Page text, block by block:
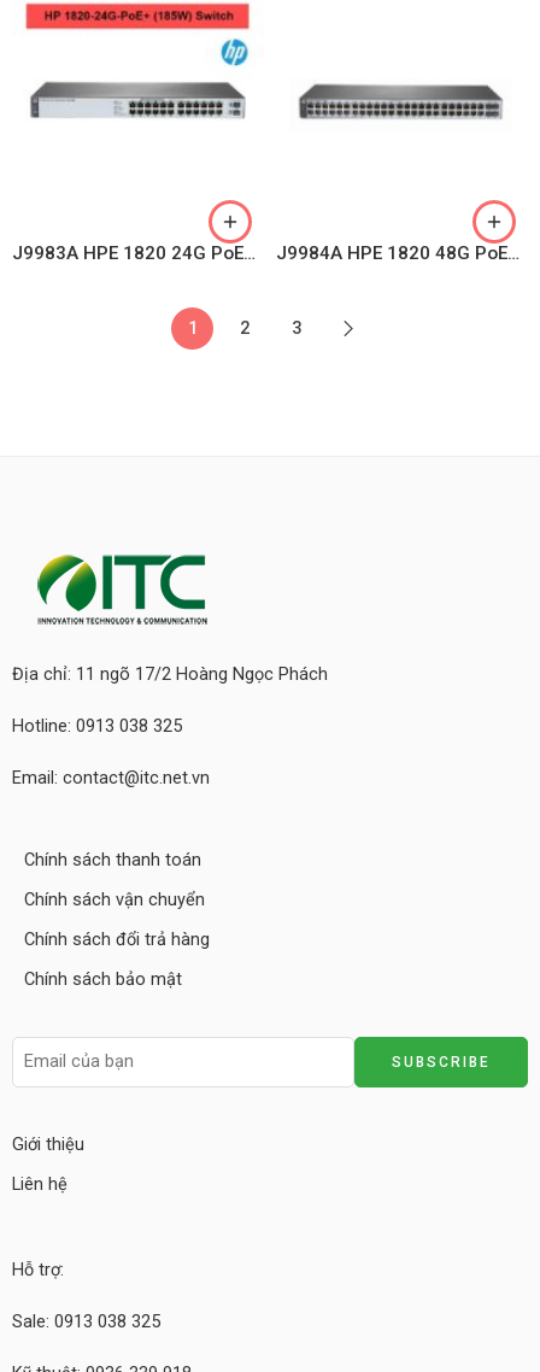
J9983A HPE 1820 24G PoE+ (185W) Switch J9984A HPE 1820 48G PoE+ (370W) Switch
1 2 3
Địa chỉ: 11 ngõ 17/2 Hoàng Ngọc Phách
Hotline: 0913 038 325
Email: contact@itc.net.vn
Chính sách thanh toán
Chính sách vận chuyển
Chính sách đổi trả hàng
Chính sách bảo mật
Giới thiệu
Liên hệ
Hỗ trợ:
Sale: 0913 038 325